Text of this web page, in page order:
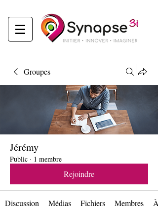
Groupes
Jérémy
Public · 1 membre
Rejoindre
Discussion Médias Fichiers Membres